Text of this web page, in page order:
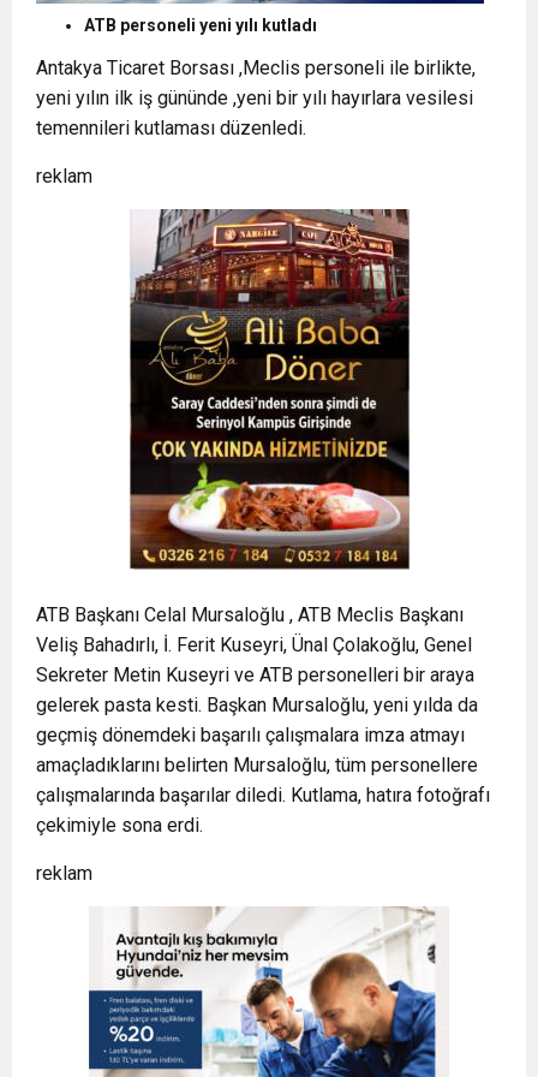
ATB personeli yeni yılı kutladı
Antakya Ticaret Borsası ,Meclis personeli ile birlikte,
yeni yılın ilk iş gününde ,yeni bir yılı hayırlara vesilesi
temennileri kutlaması düzenledi.
reklam
ATB Başkanı Celal Mursaloğlu , ATB Meclis Başkanı
Veliş Bahadırlı, İ. Ferit Kuseyri, Ünal Çolakoğlu, Genel
Sekreter Metin Kuseyri ve ATB personelleri bir araya
gelerek pasta kesti. Başkan Mursaloğlu, yeni yılda da
geçmiş dönemdeki başarılı çalışmalara imza atmayı
amaçladıklarını belirten Mursaloğlu, tüm personellere
çalışmalarında başarılar diledi. Kutlama, hatıra fotoğrafı
çekimiyle sona erdi.
reklam